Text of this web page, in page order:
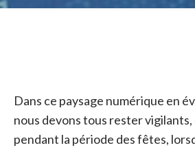
Dans ce paysage numérique en
nous devons tous rester
pendant la période des fêtes,